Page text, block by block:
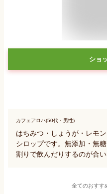
ショ
カフェアロハ(50代・男性)
はちみつ・しょうが・レモ
シロップです。無添加・無
割りで飲んだりするのが合い
全てのおすす